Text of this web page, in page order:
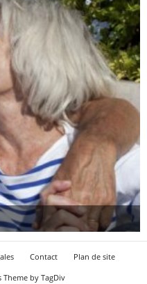
Contact
Plan de site
Theme by TagDiv